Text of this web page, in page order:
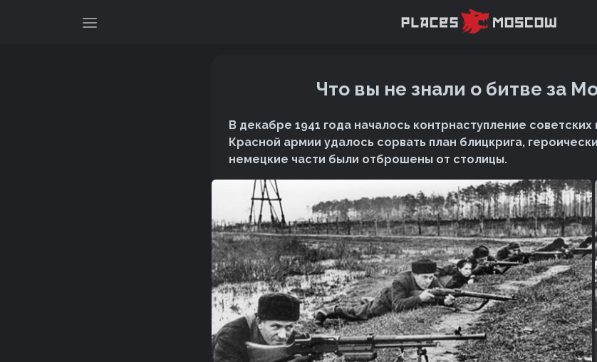
Что вы не знали о битве за
В декабре 1941 года началось контрнаступление
Красной армии удалось сорвать план блицкрига,
немецкие части были отброшены от столицы.